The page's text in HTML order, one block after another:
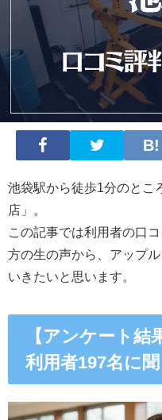
池袋駅から徒歩1分のとこ
店」。
この記事では利用者の口
方の生の声から、アップ
いきたいと思います。
【アンケート結
利用者197名に